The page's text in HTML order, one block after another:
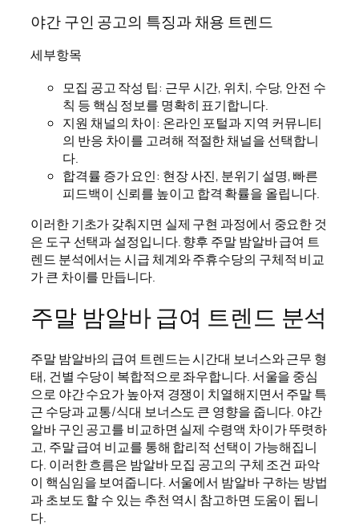
야간 구인 공고의 특징과 채용 트렌드
세부항목
모집 공고 작성 팁: 근무 시간, 위치, 수당, 안전 수
칙 등 핵심 정보를 명확히 표기합니다.
지원 채널의 차이: 온라인 포털과 지역 커뮤니티
의 반응 차이를 고려해 적절한 채널을 선택합니
다.
합격률 증가 요인: 현장 사진, 분위기 설명, 빠른
피드백이 신뢰를 높이고 합격 확률을 올립니다.
이러한 기초가 갖춰지면 실제 구현 과정에서 중요한 것
은 도구 선택과 설정입니다. 향후 주말 밤알바 급여 트
렌드 분석에서는 시급 체계와 주휴수당의 구체적 비교
가 큰 차이를 만듭니다.
주말 밤알바 급여 트렌드 분석
주말 밤알바의 급여 트렌드는 시간대 보너스와 근무 형
태, 건별 수당이 복합적으로 좌우합니다. 서울을 중심
으로 야간 수요가 높아져 경쟁이 치열해지면서 주말 특
근 수당과 교통/식대 보너스도 큰 영향을 줍니다. 야간
알바 구인 공고를 비교하면 실제 수령액 차이가 뚜렷하
고, 주말 급여 비교를 통해 합리적 선택이 가능해집니
다. 이러한 흐름은 밤알바 모집 공고의 구체 조건 파악
이 핵심임을 보여줍니다. 서울에서 밤알바 구하는 방법
과 초보도 할 수 있는 추천 역시 참고하면 도움이 됩니
다.